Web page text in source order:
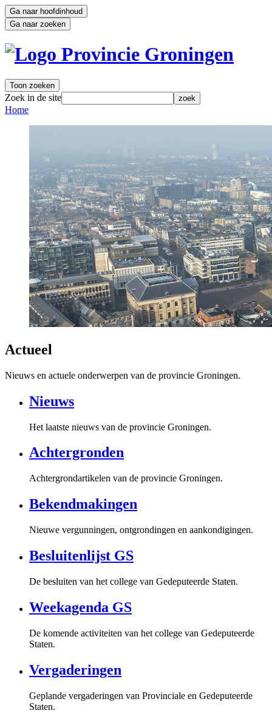
Ga naar hoofdinhoud
Ga naar zoeken
Toon zoeken
Zoek in de site zoek
Home
Actueel
Nieuws en actuele onderwerpen van de provincie Groningen.
Nieuws
Het laatste nieuws van de provincie Groningen.
Achtergronden
Achtergrondartikelen van de provincie Groningen.
Bekendmakingen
Nieuwe vergunningen, ontgrondingen en aankondigingen.
Besluitenlijst GS
De besluiten van het college van Gedeputeerde Staten.
Weekagenda GS
De komende activiteiten van het college van Gedeputeerde
Staten.
Vergaderingen
Geplande vergaderingen van Provinciale en Gedeputeerde
Staten.